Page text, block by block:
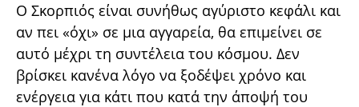
Ο Σκορπιός είναι συνήθως αγύριστο κεφάλι και
αν πει «όχι» σε μια αγγαρεία, θα επιμείνει σε
αυτό μέχρι τη συντέλεια του κόσμου. Δεν
βρίσκει κανένα λόγο να ξοδέψει χρόνο και
ενέργεια για κάτι που κατά την άποψή του